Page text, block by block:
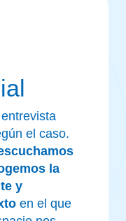
el caso.
la
y
en el que